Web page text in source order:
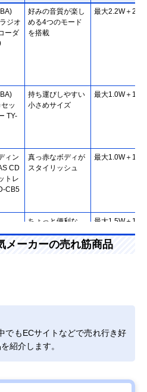
ジオ
ーダ
好みの音質が楽し
める4つのモード
を搭載
最大2.2W＋
ッ
TY-
持ち運びしやすい
小さめサイズ
最大1.0W＋
ィン
CD
トレ
CB5
真っ赤なボディが
スタイリッシュ
最大1.0W＋
カセ
ちょっと便利な
CD再生モード
最大1.5W＋
る1台
オーソドックスな
メーカーの売れ筋商品
でもECサイトなどで売れ行き好
紹介します。